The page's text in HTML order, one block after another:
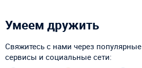
Умеем дружить
Свяжитесь с нами через популярные
сервисы и социальные сети: